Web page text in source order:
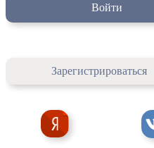
Войти
Зарегистрироваться